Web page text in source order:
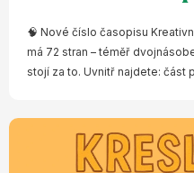
🧠 Nové číslo časopisu
má 72 stran – téměř
stojí za to. Uvnitř najdete: část